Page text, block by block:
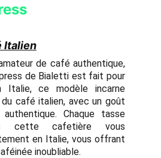
Italien
de café authentique,
de Bialetti est fait pour
Italie, ce modèle incarne
café italien, avec un goût
Chaque tasse
cette cafetière vous
en Italie, vous offrant
inoubliable.